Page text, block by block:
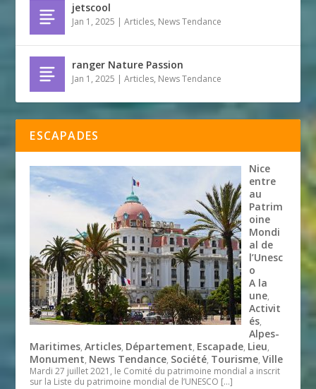
jetscool
Jan 1, 2025 |Articles, News Tendance
ranger Nature Passion
Jan 1, 2025 |Articles, News Tendance
ESCAPADES
Nice
entre
au
Patrim
oine
Mondi
al de
l’Unesc
o
A la
une,
Activit
és,
Alpes-
Maritimes,Articles, Département, Escapade, Lieu,
Monument, News Tendance, Société, Tourisme,Ville
Mardi 27 juillet 2021, le Comité du patrimoine mondial a inscrit
sur la Liste du patrimoine mondial de l’UNESCO […]